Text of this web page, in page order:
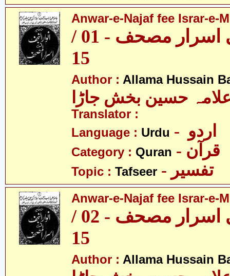
Anwar-e-Najaf fee Israr-e-
انوارِ نجف فی اسرار مصحف - 01 /
15
Author : Allama Hussain
حسین بخش جاڑا
Translator :
Language : Urdu
Category : Quran - قرآن
Topic : Tafseer - تفسیر
Anwar-e-Najaf fee Israr-e-
انوارِ نجف فی اسرار مصحف - 02 /
15
Author : Allama Hussain